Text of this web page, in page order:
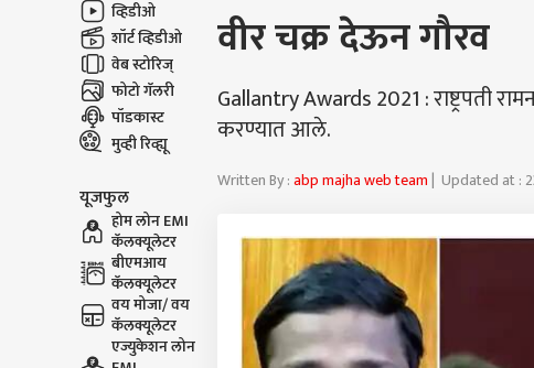
व्हिडीओ
शॉर्ट व्हिडीओ
वेब स्टोरिज्
फोटो गॅलरी
पॉडकास्ट
मुव्ही रिव्ह्यू
यूजफुल
होम लोन EMI
कॅलक्यूलेटर
बीएमआय
कॅलक्यूलेटर
वय मोजा/ वय
कॅलक्यूलेटर
एज्युकेशन लोन
वीर चक्र देऊन गौरव
Gallantry Awards 2021 : राष्ट्रपती
करण्यात आले.
Written By :abp majha web team| Updated at :